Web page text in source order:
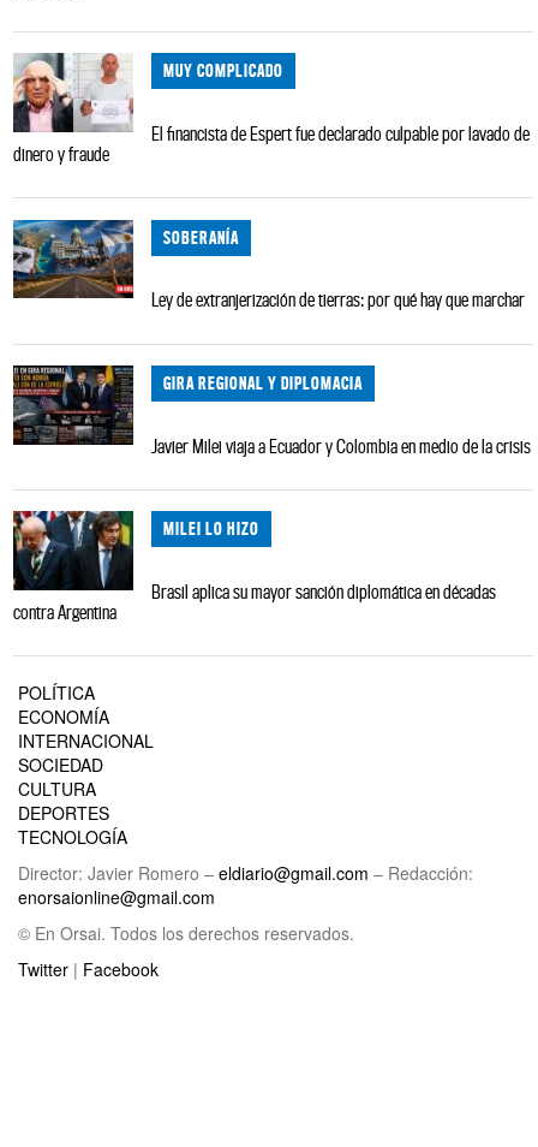
MUY COMPLICADO
El financista de Espert fue declarado culpable por lavado de
dinero y fraude
SOBERANÍA
Ley de extranjerización de tierras: por qué hay que marchar
GIRA REGIONAL Y DIPLOMACIA
Javier Milei viaja a Ecuador y Colombia en medio de la crisis
MILEI LO HIZO
Brasil aplica su mayor sanción diplomática en décadas
contra Argentina
POLÍTICA
ECONOMÍA
INTERNACIONAL
SOCIEDAD
CULTURA
DEPORTES
TECNOLOGÍA
Director: Javier Romero – eldiario@gmail.com – Redacción:
enorsaionline@gmail.com
© En Orsai. Todos los derechos reservados.
Twitter | Facebook